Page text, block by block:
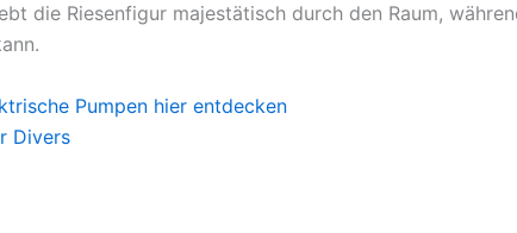
die Riesenfigur majestätisch durch den Raum,
Pumpen hier entdecken
Divers